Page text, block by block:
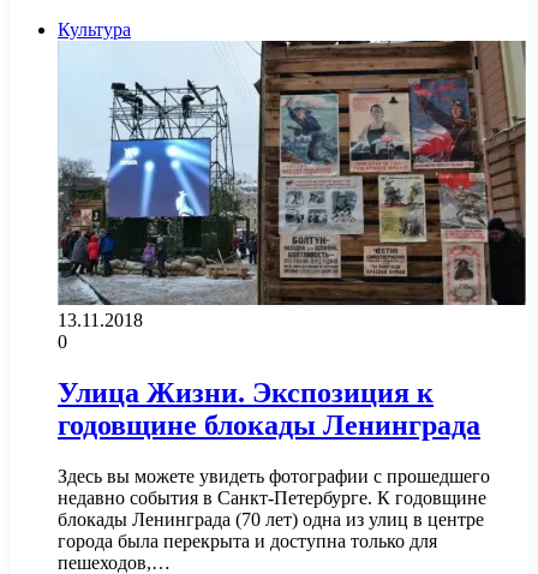
Культура
13.11.2018
0
Улица Жизни. Экспозиция к
годовщине блокады Ленинграда
Здесь вы можете увидеть фотографии с прошедшего
недавно события в Санкт-Петербурге. К годовщине
блокады Ленинграда (70 лет) одна из улиц в центре
города была перекрыта и доступна только для
пешеходов,…